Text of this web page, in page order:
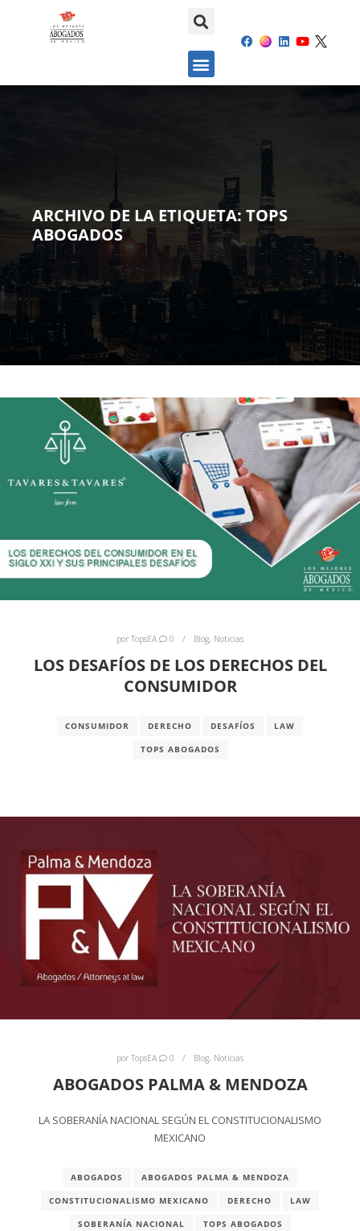
ARCHIVO DE LA ETIQUETA: TOPS
ABOGADOS
por TopsEA 0 Blog, Noticias
LOS DESAFÍOS DE LOS DERECHOS DEL
CONSUMIDOR
CONSUMIDOR DERECHO DESAFÍOS LAW
TOPS ABOGADOS
por TopsEA 0 Blog, Noticias
ABOGADOS PALMA & MENDOZA
LA SOBERANÍA NACIONAL SEGÚN EL CONSTITUCIONALISMO
MEXICANO
ABOGADOS ABOGADOS PALMA & MENDOZA
CONSTITUCIONALISMO MEXICANO DERECHO LAW
SOBERANÍA NACIONAL TOPS ABOGADOS